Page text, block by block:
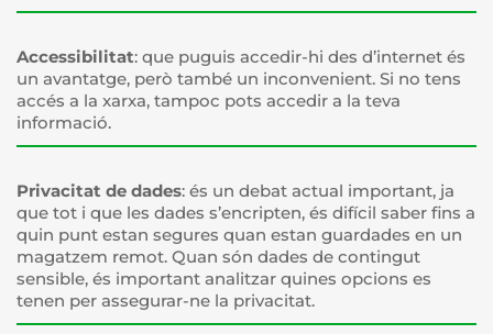
Accessibilitat: que puguis accedir-hi des d’internet és
un avantatge, però també un inconvenient. Si no tens
accés a la xarxa, tampoc pots accedir a la teva
informació.
Privacitat de dades: és un debat actual important, ja
que tot i que les dades s’encripten, és difícil saber fins a
quin punt estan segures quan estan guardades en un
magatzem remot. Quan són dades de contingut
sensible, és important analitzar quines opcions es
tenen per assegurar-ne la privacitat.